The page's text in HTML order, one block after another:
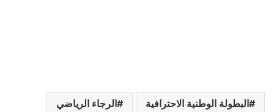
البطولة الوطنية الاحترافية الرجاء الرياضي